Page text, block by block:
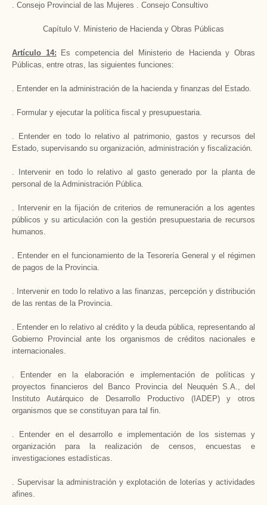
. Consejo Provincial de las Mujeres . Consejo Consultivo
Capítulo V. Ministerio de Hacienda y Obras Públicas
Artículo 14: Es competencia del Ministerio de Hacienda y Obras
Públicas, entre otras, las siguientes funciones:
. Entender en la administración de la hacienda y finanzas del Estado.
. Formular y ejecutar la política fiscal y presupuestaria.
. Entender en todo lo relativo al patrimonio, gastos y recursos del
Estado, supervisando su organización, administración y fiscalización.
. Intervenir en todo lo relativo al gasto generado por la planta de
personal de la Administración Pública.
. Intervenir en la fijación de criterios de remuneración a los agentes
públicos y su articulación con la gestión presupuestaria de recursos
humanos.
. Entender en el funcionamiento de la Tesorería General y el régimen
de pagos de la Provincia.
. Intervenir en todo lo relativo a las finanzas, percepción y distribución
de las rentas de la Provincia.
. Entender en lo relativo al crédito y la deuda pública, representando al
Gobierno Provincial ante los organismos de créditos nacionales e
internacionales.
. Entender en la elaboración e implementación de políticas y
proyectos financieros del Banco Provincia del Neuquén S.A., del
Instituto Autárquico de Desarrollo Productivo (IADEP) y otros
organismos que se constituyan para tal fin.
. Entender en el desarrollo e implementación de los sistemas y
organización para la realización de censos, encuestas e
investigaciones estadísticas.
. Supervisar la administración y explotación de loterías y actividades
afines.